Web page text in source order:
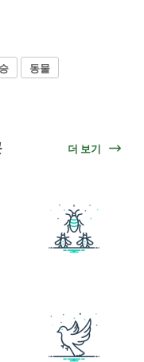
동물
더 보기